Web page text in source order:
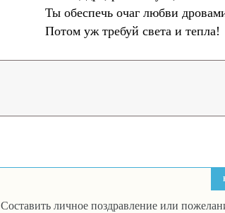
Ты обеспечь очаг любви
Потом уж требуй света и тепла!
Составить личное поздравление или